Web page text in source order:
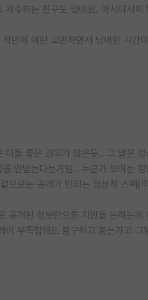
수하는 친구도 있네요. 아시다시
년에 이런 고민하면서 낭비한 시간
다들 좋은 경우가 많은듯.. 그 말은
안받는다는거임.. 누군가 보이는
으로는 공개가 안되는 정성적 스펙(
공개된 정보만으론 지원을 논하는
부족함에도 불구하고 붙는거고 그